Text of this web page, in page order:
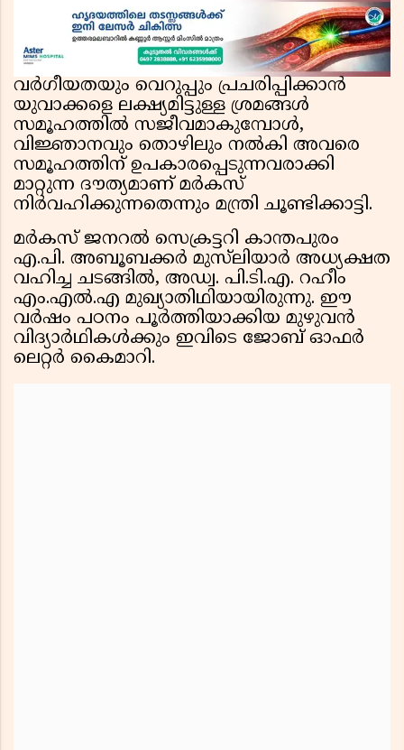
വർഗീയതയും വെറുപ്പും പ്രചരിപ്പിക്കാൻ
യുവാക്കളെ ലക്ഷ്യമിട്ടുള്ള ശ്രമങ്ങൾ
സമൂഹത്തിൽ സജീവമാകുമ്പോൾ,
വിജ്ഞാനവും തൊഴിലും നൽകി അവരെ
സമൂഹത്തിന് ഉപകാരപ്പെടുന്നവരാക്കി
മാറ്റുന്ന ദൗത്യമാണ് മർകസ്
നിർവഹിക്കുന്നതെന്നും മന്ത്രി ചൂണ്ടിക്കാട്ടി.
മർകസ് ജനറൽ സെക്രട്ടറി കാന്തപുരം
എ.പി. അബൂബക്കർ മുസ്‌ലിയാർ അധ്യക്ഷത
വഹിച്ച ചടങ്ങിൽ, അഡ്വ. പി.ടി.എ. റഹീം
എം.എൽ.എ മുഖ്യാതിഥിയായിരുന്നു. ഈ
വർഷം പഠനം പൂർത്തിയാക്കിയ മുഴുവൻ
വിദ്യാർഥികൾക്കും ഇവിടെ ജോബ് ഓഫർ
ലെറ്റർ കൈമാറി.